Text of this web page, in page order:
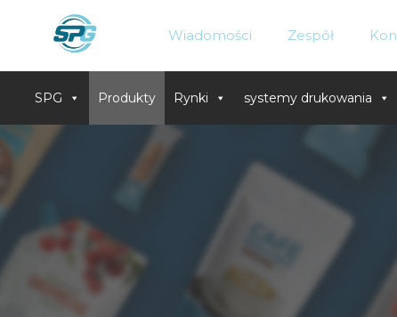
Skip
content
Wiadomości Zespół
SPG Produkty Rynki systemy drukowania